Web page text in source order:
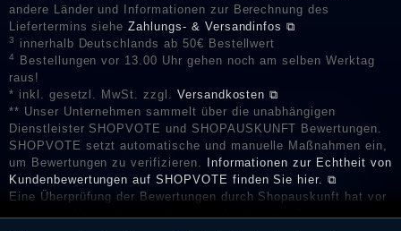
andere Länder und Informationen zur Berechnung des
Liefertermins sieheZahlungs- & Versandinfos ⧉
3 innerhalb Deutschlands ab 50€ Bestellwert
4
Bestellungen vor 13.00 Uhr gehen noch am selben Werktag
raus!
* inkl. gesetzl. MwSt. zzgl. Versandkosten ⧉
** Unser Unternehmen sammelt über die unabhängigen
Dienstleister SHOPVOTE und SHOPAUSKUNFT Bewertungen.
SHOPVOTE setzt automatische und manuelle Maßnahmen ein,
um Bewertungen zu verifizieren.
Informationen zur Echtheit von
Kundenbewertungen auf SHOPVOTE finden Sie hier. ⧉
Eine Überprüfung der Bewertungen durch Shopauskunft hat vor